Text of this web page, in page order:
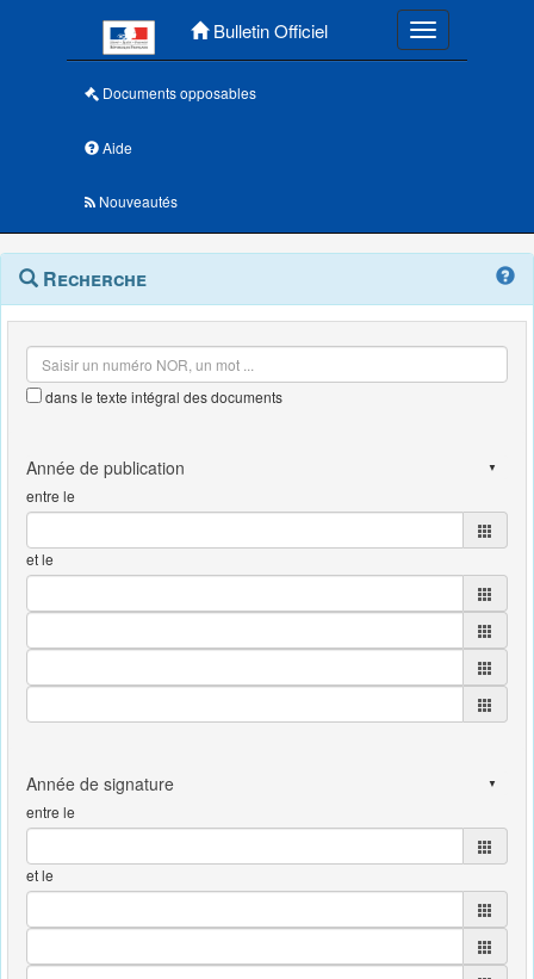
Bulletin Officiel Toggle
Documents opposables
Aide
Nouveautés
Navigation
outils
Menu
contextuel
Recherche
dans le texte intégral des documents
entre le
et le
entre le
et le